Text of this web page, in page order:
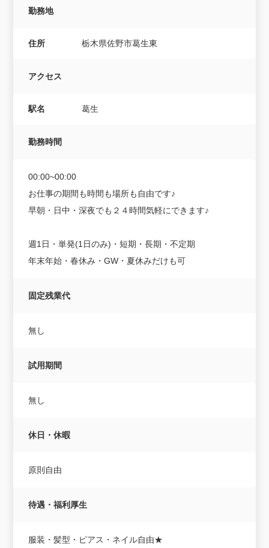
勤務地
住所 栃木県佐野市葛生東
アクセス
駅名 葛生
勤務時間
00:00~00:00
お仕事の期間も時間も場所も自由です♪
早朝・日中・深夜でも２４時間気軽にできます♪
週1日・単発(1日のみ)・短期・長期・不定期
年末年始・春休み・GW・夏休みだけも可
固定残業代
無し
試用期間
無し
休日・休暇
原則自由
待遇・福利厚生
服装・髪型・ピアス・ネイル自由★